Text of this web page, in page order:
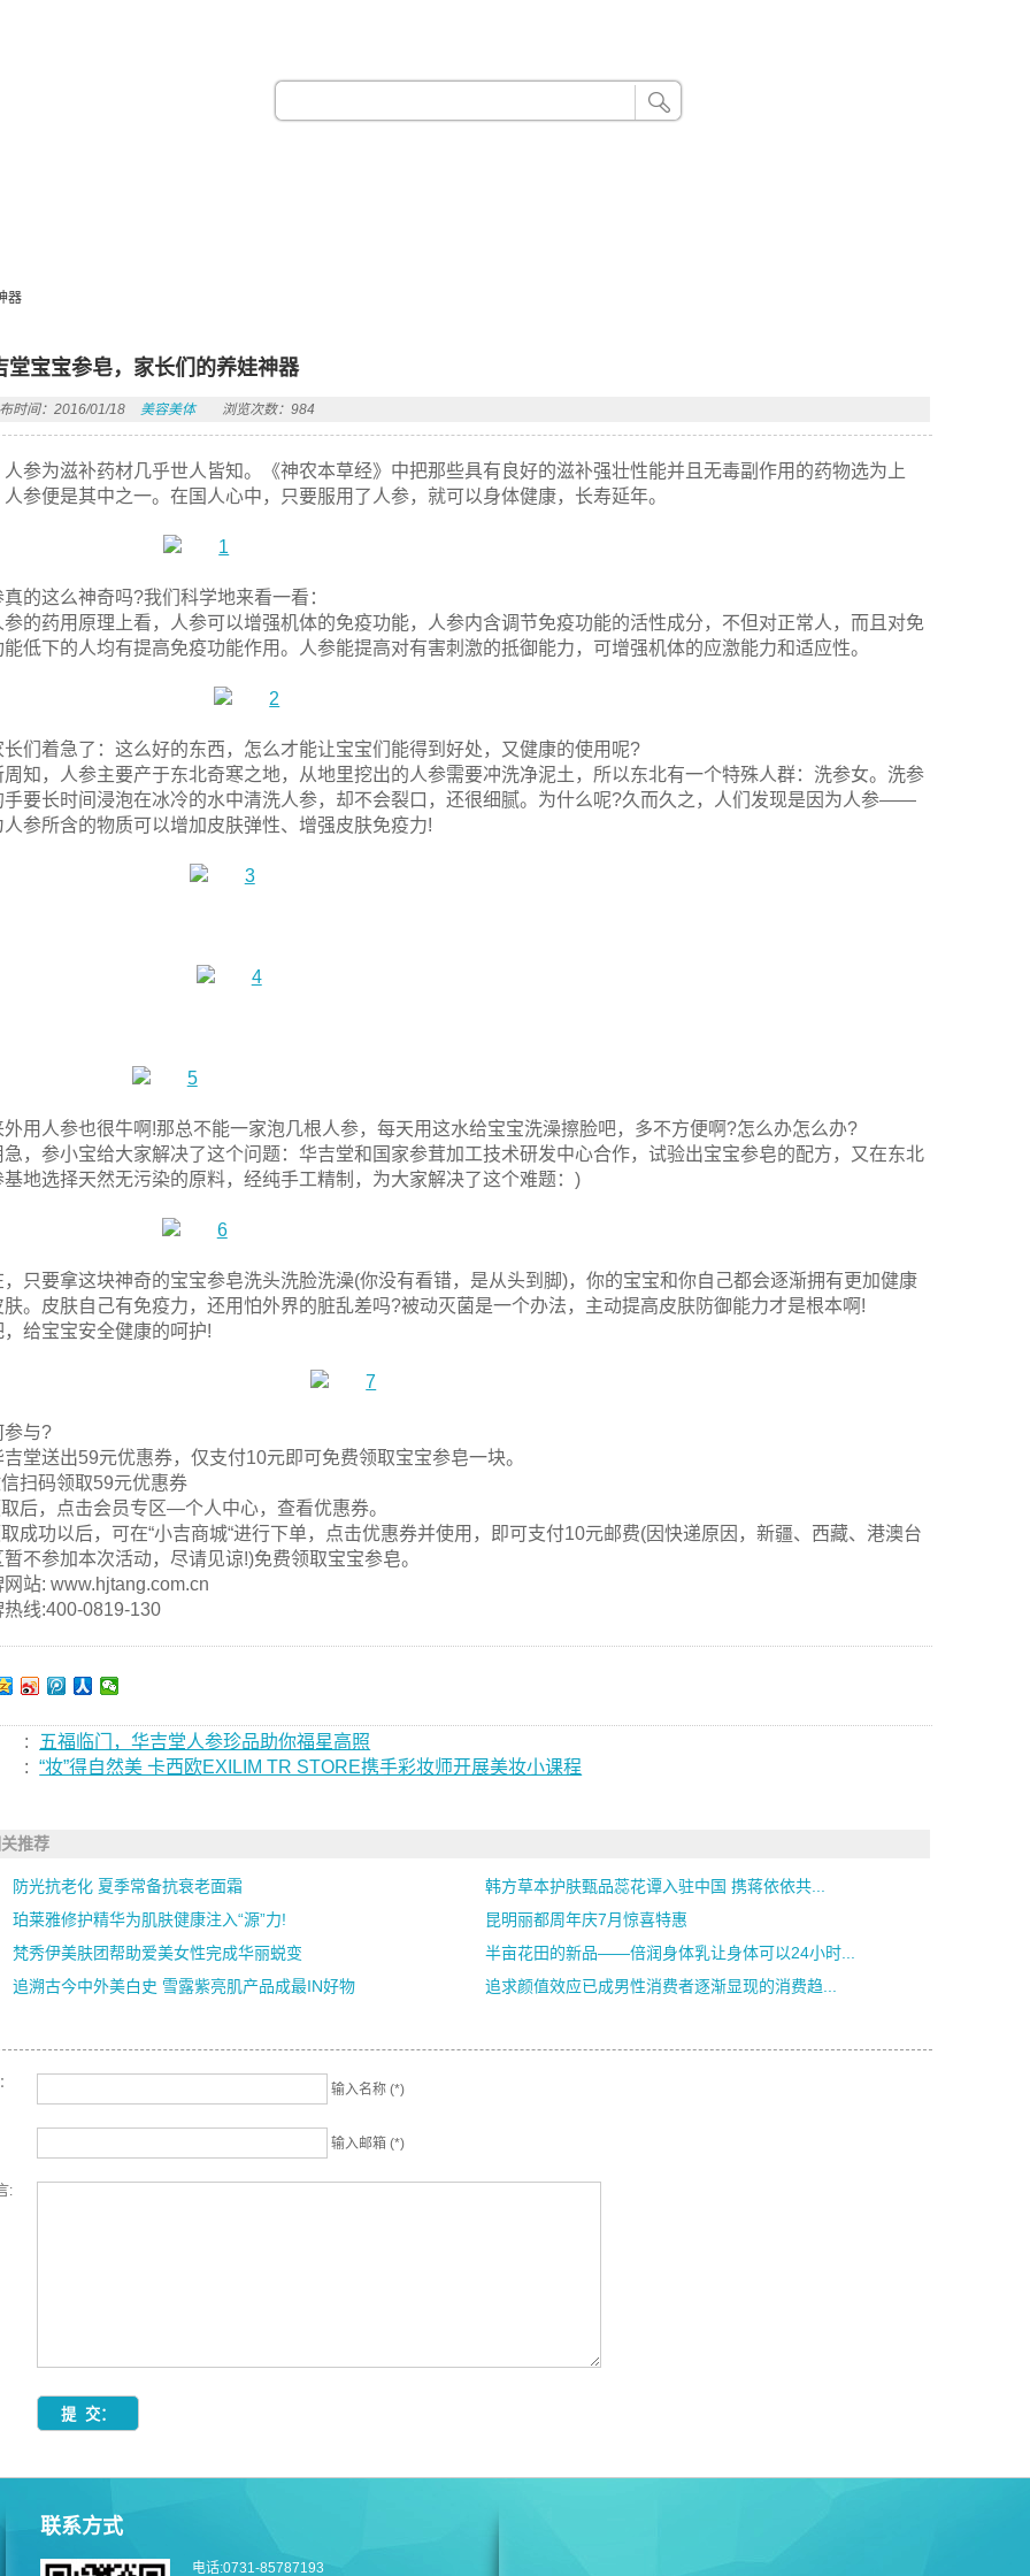
器
堂宝宝参皂，家长们的养娃神器
时间：2016/01/18 美容美体 浏览次数：984
人参为滋补药材几乎世人皆知。《神农本草经》中把那些具有良好的滋补强壮性能并且无毒副作用的药物选为上
人参便是其中之一。在国人心中，只要服用了人参，就可以身体健康，长寿延年。
真的这么神奇吗?我们科学地来看一看：
参的药用原理上看，人参可以增强机体的免疫功能，人参内含调节免疫功能的活性成分，不但对正常人，而且对免
能低下的人均有提高免疫功能作用。人参能提高对有害刺激的抵御能力，可增强机体的应激能力和适应性。
长们着急了：这么好的东西，怎么才能让宝宝们能得到好处，又健康的使用呢?
周知，人参主要产于东北奇寒之地，从地里挖出的人参需要冲洗净泥土，所以东北有一个特殊人群：洗参女。洗参
手要长时间浸泡在冰冷的水中清洗人参，却不会裂口，还很细腻。为什么呢?久而久之，人们发现是因为人参——
人参所含的物质可以增加皮肤弹性、增强皮肤免疫力!
外用人参也很牛啊!那总不能一家泡几根人参，每天用这水给宝宝洗澡擦脸吧，多不方便啊?怎么办怎么办?
急，参小宝给大家解决了这个问题：华吉堂和国家参茸加工技术研发中心合作，试验出宝宝参皂的配方，又在东北
基地选择天然无污染的原料，经纯手工精制，为大家解决了这个难题：)
，只要拿这块神奇的宝宝参皂洗头洗脸洗澡(你没有看错，是从头到脚)，你的宝宝和你自己都会逐渐拥有更加健康
肤。皮肤自己有免疫力，还用怕外界的脏乱差吗?被动灭菌是一个办法，主动提高皮肤防御能力才是根本啊!
，给宝宝安全健康的呵护!
参与?
吉堂送出59元优惠券，仅支付10元即可免费领取宝宝参皂一块。
扫码领取59元优惠券
后，点击会员专区—个人中心，查看优惠券。
成功以后，可在“小吉商城“进行下单，点击优惠券并使用，即可支付10元邮费(因快递原因，新疆、西藏、港澳台
暂不参加本次活动，尽请见谅!)免费领取宝宝参皂。
网站: www.hjtang.com.cn
热线:400-0819-130
:
五福临门，华吉堂人参珍品助你福星高照
:
“妆”得自然美 卡西欧EXILIM TR STORE携手彩妆师开展美妆小课程
推荐
防光抗老化 夏季常备抗衰老面霜
韩方草本护肤甄品蕊花谭入驻中国 携蒋依依共...
珀莱雅修护精华为肌肤健康注入“源”力!
昆明丽都周年庆7月惊喜特惠
梵秀伊美肤团帮助爱美女性完成华丽蜕变
半亩花田的新品——倍润身体乳让身体可以24小时...
追溯古今中外美白史 雪露紫亮肌产品成最IN好物
追求颜值效应已成男性消费者逐渐显现的消费趋...
输入名称 (*)
输入邮箱 (*)
:
联系方式
电话:0731-85787193